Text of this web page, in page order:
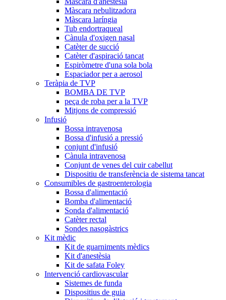
Màscara nebulitzadora
Màscara laríngia
Tub endortraqueal
Cànula d'oxigen nasal
Catèter de succió
Catèter d'aspiració tancat
Espiròmetre d'una sola bola
Espaciador per a aerosol
Teràpia de TVP
BOMBA DE TVP
peça de roba per a la TVP
Mitjons de compressió
Infusió
Bossa intravenosa
Bossa d'infusió a pressió
conjunt d'infusió
Cànula intravenosa
Conjunt de venes del cuir cabellut
Dispositiu de transferència de sistema tancat
Consumibles de gastroenterologia
Bossa d'alimentació
Bomba d'alimentació
Sonda d'alimentació
Catèter rectal
Sondes nasogàstrics
Kit mèdic
Kit de guarniments mèdics
Kit d'anestèsia
Kit de safata Foley
Intervenció cardiovascular
Sistemes de funda
Dispositius de guia